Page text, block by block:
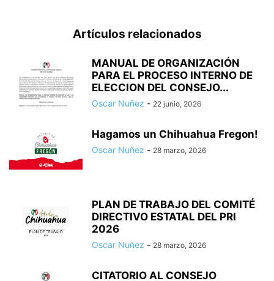
Artículos relacionados
MANUAL DE ORGANIZACIÓN
PARA EL PROCESO INTERNO DE
ELECCION DEL CONSEJO...
Oscar Nuñez - 22 junio, 2026
Hagamos un Chihuahua Fregon!
Oscar Nuñez - 28 marzo, 2026
PLAN DE TRABAJO DEL COMITÉ
DIRECTIVO ESTATAL DEL PRI
2026
Oscar Nuñez - 28 marzo, 2026
CITATORIO AL CONSEJO